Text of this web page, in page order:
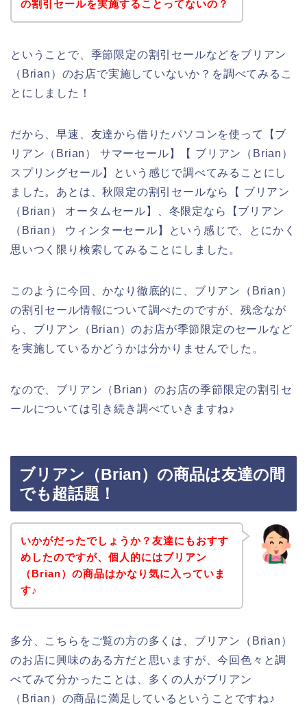
の割引セールを実施することってないの？
ということで、季節限定の割引セールなどをブリアン
（Brian）のお店で実施していないか？を調べてみるこ
とにしました！
だから、早速、友達から借りたパソコンを使って【ブ
リアン（Brian） サマーセール】【 ブリアン（Brian）
スプリングセール】という感じで調べてみることにし
ました。あとは、秋限定の割引セールなら【 ブリアン
（Brian） オータムセール】、冬限定なら【ブリアン
（Brian） ウィンターセール】という感じで、とにかく
思いつく限り検索してみることにしました。
このように今回、かなり徹底的に、ブリアン（Brian）
の割引セール情報について調べたのですが、残念なが
ら、ブリアン（Brian）のお店が季節限定のセールなど
を実施しているかどうかは分かりませんでした。
なので、ブリアン（Brian）のお店の季節限定の割引セ
ールについては引き続き調べていきますね♪
ブリアン（Brian）の商品は友達の間
でも超話題！
いかがだったでしょうか？友達にもおすす
めしたのですが、個人的にはブリアン
（Brian）の商品はかなり気に入っていま
す♪
多分、こちらをご覧の方の多くは、ブリアン（Brian）
のお店に興味のある方だと思いますが、今回色々と調
べてみて分かったことは、多くの人がブリアン
（Brian）の商品に満足しているということですね♪